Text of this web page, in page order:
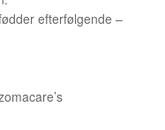
efterfølgende –